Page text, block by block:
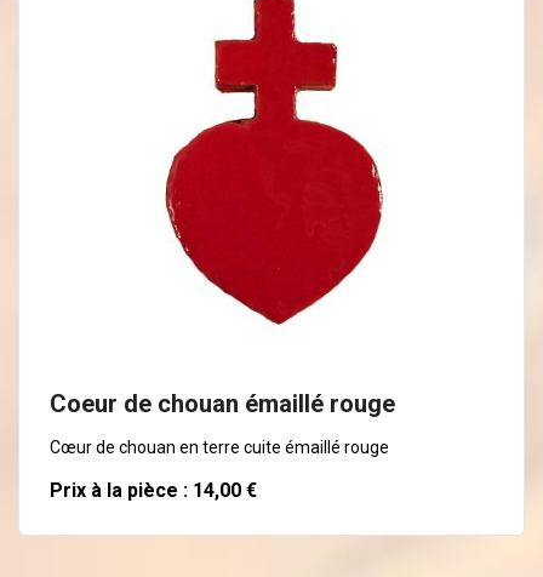
Coeur de chouan émaillé rouge
Cœur de chouan en terre cuite émaillé rouge
Prix à la pièce : 14,00 €
En savoir plus